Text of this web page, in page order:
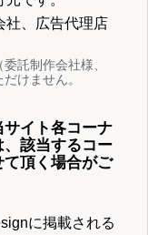
社、広告代理店
託制作会社様、
けません。
イト各コーナ
該当するコー
頂く場合がご
に掲載される